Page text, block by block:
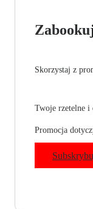
Skorzystaj z
Twoje rzetelne i
Promocja